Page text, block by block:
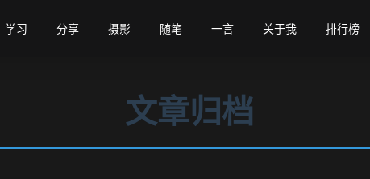
❄
学习 分享 摄影 随笔 一言 关于我 排行榜
文章归档